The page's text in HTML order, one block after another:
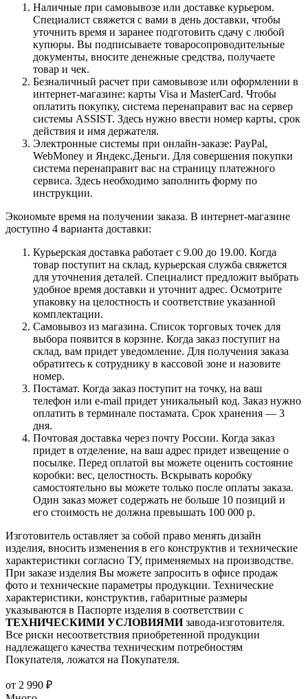
Наличные при самовывозе или доставке курьером.
Специалист свяжется с вами в день доставки, чтобы
уточнить время и заранее подготовить сдачу с любой
купюры. Вы подписываете товаросопроводительные
документы, вносите денежные средства, получаете
товар и чек.
Безналичный расчет при самовывозе или оформлении в
интернет-магазине: карты Visa и MasterCard. Чтобы
оплатить покупку, система перенаправит вас на сервер
системы ASSIST. Здесь нужно ввести номер карты, срок
действия и имя держателя.
Электронные системы при онлайн-заказе: PayPal,
WebMoney и Яндекс.Деньги. Для совершения покупки
система перенаправит вас на страницу платежного
сервиса. Здесь необходимо заполнить форму по
инструкции.
Экономьте время на получении заказа. В интернет-магазине
доступно 4 варианта доставки:
Курьерская доставка работает с 9.00 до 19.00. Когда
товар поступит на склад, курьерская служба свяжется
для уточнения деталей. Специалист предложит выбрать
удобное время доставки и уточнит адрес. Осмотрите
упаковку на целостность и соответствие указанной
комплектации.
Самовывоз из магазина. Список торговых точек для
выбора появится в корзине. Когда заказ поступит на
склад, вам придет уведомление. Для получения заказа
обратитесь к сотруднику в кассовой зоне и назовите
номер.
Постамат. Когда заказ поступит на точку, на ваш
телефон или e-mail придет уникальный код. Заказ нужно
оплатить в терминале постамата. Срок хранения — 3
дня.
Почтовая доставка через почту России. Когда заказ
придет в отделение, на ваш адрес придет извещение о
посылке. Перед оплатой вы можете оценить состояние
коробки: вес, целостность. Вскрывать коробку
самостоятельно вы можете только после оплаты заказа.
Один заказ может содержать не больше 10 позиций и
его стоимость не должна превышать 100 000 р.
Изготовитель оставляет за собой право менять дизайн
изделия, вносить изменения в его конструктив и технические
характеристики согласно ТУ, применяемых на производстве.
При заказе изделия Вы можете запросить в офисе продаж
фото и технические параметры продукции. Технические
характеристики, конструктив, габаритные размеры
указываются в Паспорте изделия в соответствии с
ТЕХНИЧЕСКИМИ УСЛОВИЯМИзавода-изготовителя.
Все риски несоответствия приобретенной продукции
надлежащего качества техническим потребностям
Покупателя, ложатся на Покупателя.
от 2 990 ₽